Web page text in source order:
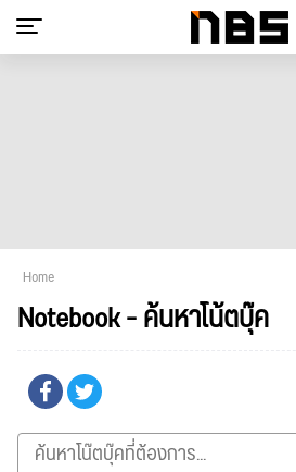
Home
Notebook - ค้นหาโน้ตบุ๊ค